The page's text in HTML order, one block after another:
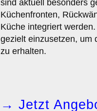
sind aktuell besonders
Küchenfronten,
Küche integriert
gezielt einzusetzen, um
zu erhalten.
→ Jetzt